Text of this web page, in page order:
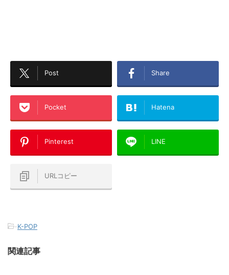
Post Share
Pocket Hatena
Pinterest LINE
URLコピー
-K-POP
関連記事